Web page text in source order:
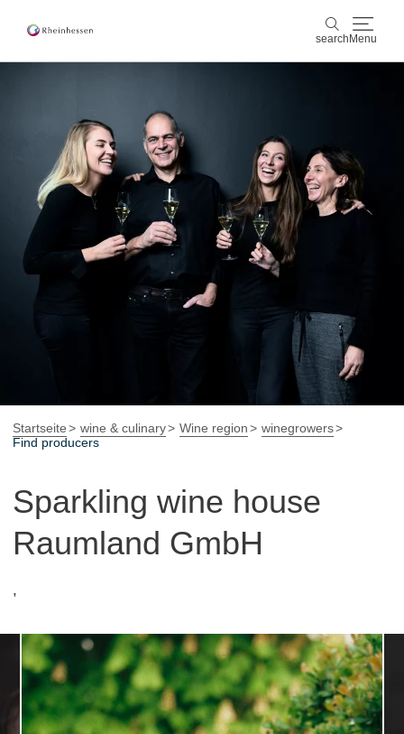
search Menu
sports & nature
culture & cities
events
booking & service
Startseite wine & culinary Wine region
winegrowers
Find producers
Sparkling wine house
Raumland GmbH
,